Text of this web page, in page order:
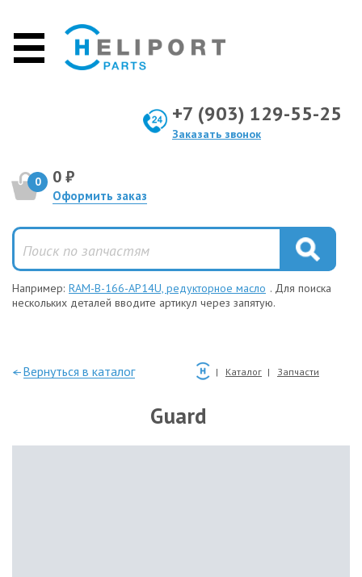
+7 (903) 129-55-25
Заказать звонок
0 0 ₽
Оформить заказ
Например: RAM-B-166-AP14U, редукторное масло . Для поиска
нескольких деталей вводите артикул через запятую.
—Вернуться в каталог Каталог Запчасти
Guard